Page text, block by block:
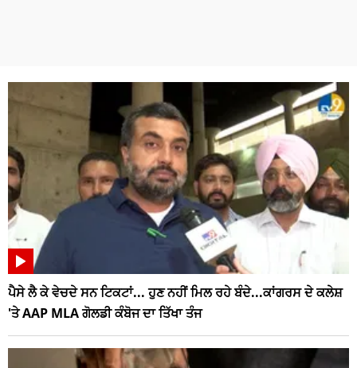
ਪੈਸੇ ਲੈ ਕੇ ਵੇਚਦੇ ਸਨ ਟਿਕਟਾਂ... ਹੁਣ ਨਹੀਂ ਮਿਲ ਰਹੇ ਬੰਦੇ...ਕਾਂਗਰਸ ਦੇ ਕਲੇਸ਼
'ਤੇ AAP MLA ਗੋਲਡੀ ਕੰਬੋਜ ਦਾ ਤਿੱਖਾ ਤੰਜ